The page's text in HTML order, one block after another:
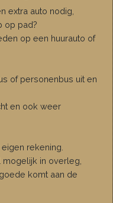
extra auto nodig,
op pad?
op een huurauto of
of personenbus uit en
en ook weer
rekening.
in overleg,
komt aan de